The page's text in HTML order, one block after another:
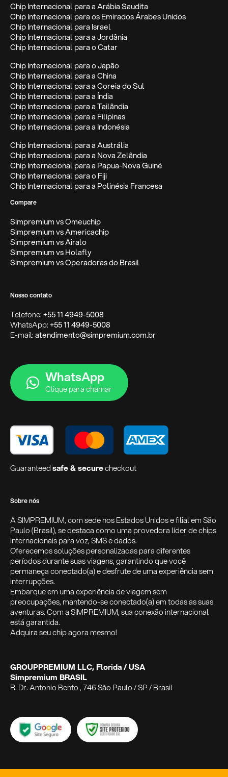
Chip Internacional para a Arábia Saudita
Chip Internacional para os Emirados Árabes Unidos
Chip Internacional para Israel
Chip Internacional para a Jordânia
Chip Internacional para o Catar
Chip Internacional para o Japão
Chip Internacional para a China
Chip Internacional para a Coreia do Sul
Chip Internacional para a Índia
Chip Internacional para a Tailândia
Chip Internacional para a Filipinas
Chip Internacional para a Indonésia
Chip Internacional para a Austrália
Chip Internacional para a Nova Zelândia
Chip Internacional para a Papua-Nova Guiné
Chip Internacional para o Fiji
Chip Internacional para a Polinésia Francesa
Compare
Simpremium vs Omeuchip
Simpremium vs Americachip
Simpremium vs Airalo
Simpremium vs Holafly
Simpremium vs Operadoras do Brasil
Nosso contato
Telefone:+55 11 4949-5008
WhatsApp:+55 11 4949-5008
E-mail:atendimento@simpremium.com.br
WhatsApp
Clique para chamar
Guaranteedsafe & securecheckout
Sobre nós
A SIMPREMIUM, com sede nos Estados Unidos e filial em São
Paulo (Brasil), se destaca como uma provedora líder de chips
internacionais para voz, SMS e dados.
Oferecemos soluções personalizadas para diferentes
períodos durante suas viagens, garantindo que você
permaneça conectado(a) e desfrute de uma experiência sem
interrupções.
Embarque em uma experiência de viagem sem
preocupações, mantendo-se conectado(a) em todas as suas
aventuras. Com a SIMPREMIUM, sua conexão internacional
está garantida.
Adquira seu chip agora mesmo!
GROUPPREMIUM LLC, Florida / USA
Simpremium BRASIL
R. Dr. Antonio Bento , 746 São Paulo / SP / Brasil